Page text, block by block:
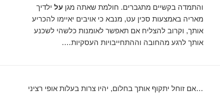
והתמדה בקשיים מתגברים. חולמת שאתה מגןעל ילדיך
מאריה באמצעות סכין עט, מנבא כי אויבים יאיימו להכריע
אותך, וקרוב להצליח אם תאפשר לאומנות כלשהי לשכנע
אותך לרגע מהחובה וההתחייבויות העסקיות….
…אם זוחל יתקוף אותך בחלום, יהיו צרות בעלות אופי רציני